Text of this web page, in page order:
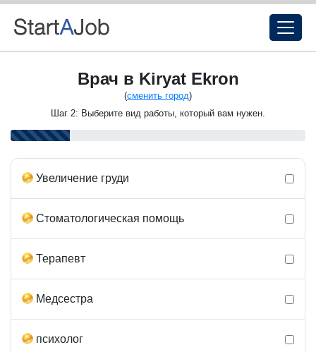
Врач в Kiryat Ekron
(сменить город)
Шаг 2: Выберите вид работы, который вам нужен.
Увеличение груди
Стоматологическая помощь
Терапевт
Медсестра
психолог